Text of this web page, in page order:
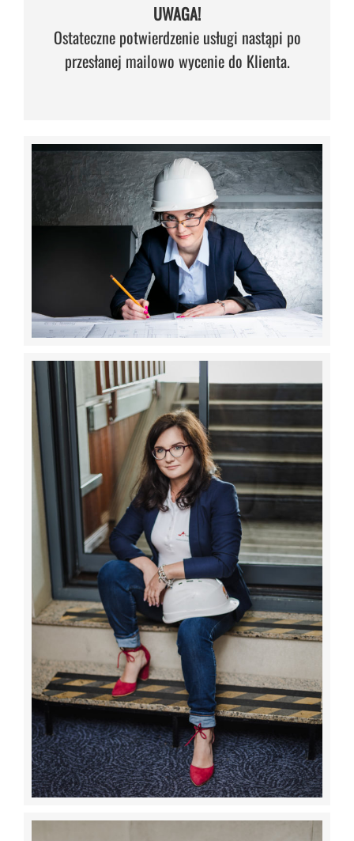
UWAGA!
Ostateczne potwierdzenie usługi nastąpi po
przesłanej mailowo wycenie do Klienta.